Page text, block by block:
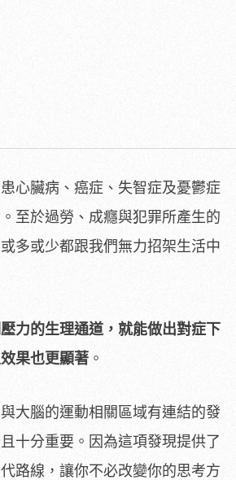
心臟病、癌症、失智症及憂鬱症
至於過勞、成癮與犯罪所產生的
多或少都跟我們無力招架生活中
力的生理通道，就能做出對症下
果也更顯著 。
大腦的運動相關區域有連結的發
十分重要。因為這項發現提供了
路線，讓你不必改變你的思考方